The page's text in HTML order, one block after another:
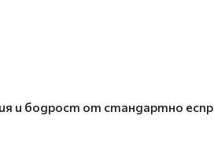
и бодрост от стандартно